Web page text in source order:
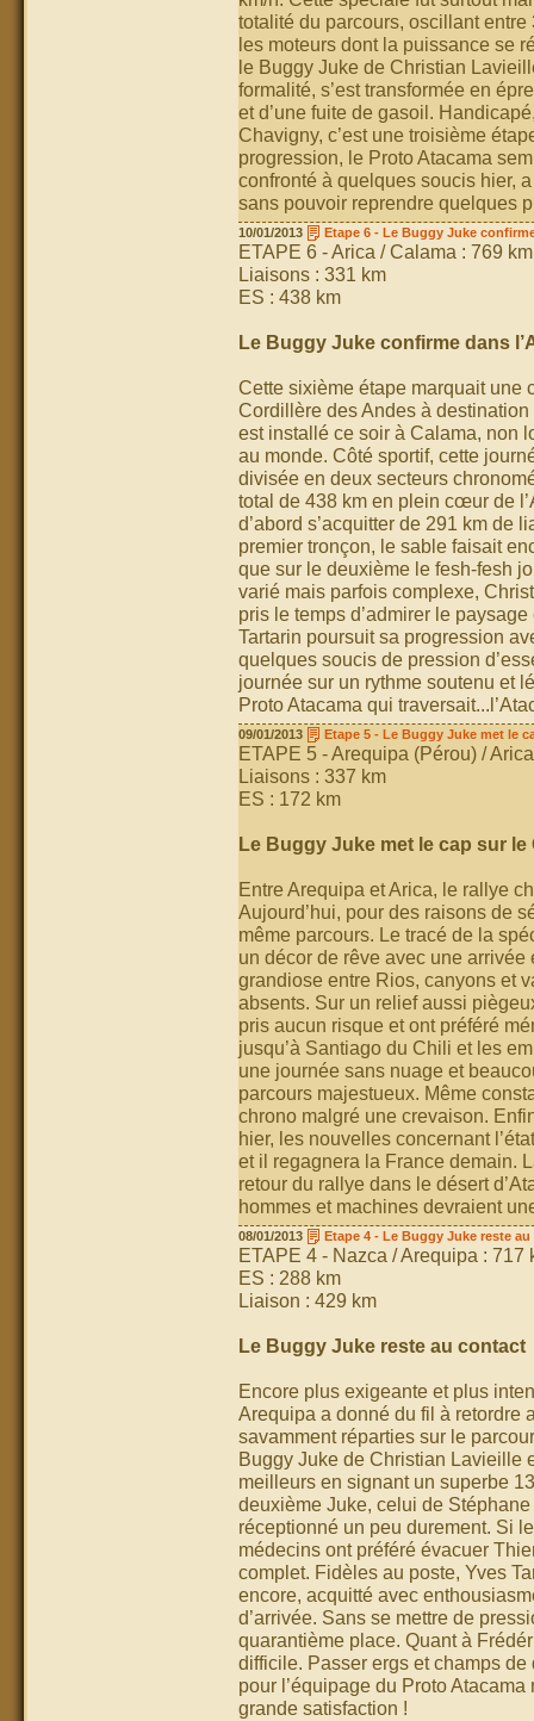
totalité du parcours, oscillant
les moteurs dont la puissance se
le Buggy Juke de Christian
formalité, s’est transformée en
et d’une fuite de gasoil.
Chavigny, c’est une troisième
progression, le Proto Atacama
confronté à quelques soucis hier,
sans pouvoir reprendre quelques
10/01/2013 Etape 6 - Le Buggy Juke
ETAPE 6 - Arica / Calama : 769 km
Liaisons : 331 km
ES : 438 km
Le Buggy Juke confirme dans
Cette sixième étape marquait une
Cordillère des Andes à
est installé ce soir à Calama, non
au monde. Côté sportif, cette
divisée en deux secteurs
total de 438 km en plein cœur de
d’abord s’acquitter de 291 km de
premier tronçon, le sable faisait
que sur le deuxième le fesh-fesh
varié mais parfois complexe,
pris le temps d’admirer le
Tartarin poursuit sa progression
quelques soucis de pression
journée sur un rythme soutenu et
Proto Atacama qui
09/01/2013 Etape 5 - Le Buggy Juke met le
ETAPE 5 - Arequipa (Pérou) /
Liaisons : 337 km
ES : 172 km
Le Buggy Juke met le cap sur le
Entre Arequipa et Arica, le rallye
Aujourd’hui, pour des raisons de
même parcours. Le tracé de la
un décor de rêve avec une
grandiose entre Rios, canyons et
absents. Sur un relief aussi
pris aucun risque et ont préféré
jusqu’à Santiago du Chili et les
une journée sans nuage et
parcours majestueux. Même
chrono malgré une crevaison.
hier, les nouvelles concernant
et il regagnera la France demain.
retour du rallye dans le désert
hommes et machines devraient
08/01/2013 Etape 4 - Le Buggy Juke reste
ETAPE 4 - Nazca / Arequipa : 717
ES : 288 km
Liaison : 429 km
Le Buggy Juke reste au contact
Encore plus exigeante et plus
Arequipa a donné du fil à retordre
savamment réparties sur le
Buggy Juke de Christian Lavieille
meilleurs en signant un superbe
deuxième Juke, celui de
réceptionné un peu durement. Si
médecins ont préféré évacuer
complet. Fidèles au poste, Yves
encore, acquitté avec
d’arrivée. Sans se mettre de
quarantième place. Quant à
difficile. Passer ergs et champs
pour l’équipage du Proto
grande satisfaction !